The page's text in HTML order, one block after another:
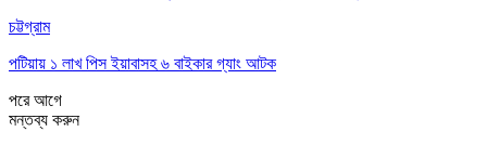
চট্টগ্রাম
পটিয়ায় ১ লাখ পিস ইয়াবাসহ ৬ বাইকার গ্যাং আটক
পরেআগে
মন্তব্য করুন